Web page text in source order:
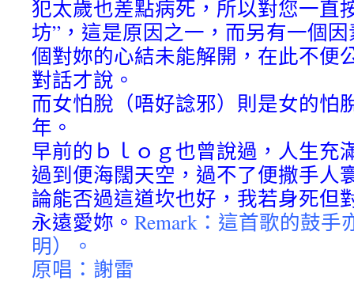
犯太歲也差點病死，所以對您一直
坊”，這是原因之一，而另有一個
個對妳的心結未能解開，在此不便
對話才說。
而女怕脫（唔好諗邪）則是女的怕
年。
早前的ｂｌｏｇ也曾說過，人生充
過到便海闊天空，過不了便撒手人
論能否過這道坎也好，我若身死但
永遠愛妳。 Remark：這首歌的鼓手
明）。
原唱：謝雷